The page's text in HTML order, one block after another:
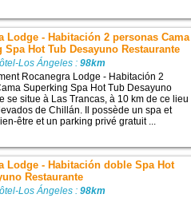
Lodge - Habitación 2 personas Cama
Spa Hot Tub Desayuno Restaurante
Los Ángeles :98km
Rocanegra Lodge - Habitación 2
Superking Spa Hot Tub Desayuno
se situe à Las Trancas, à 10 km de ce lieu
de Chillán. Il possède un spa et
être et un parking privé gratuit ...
Lodge - Habitación doble Spa Hot
Restaurante
Los Ángeles :98km